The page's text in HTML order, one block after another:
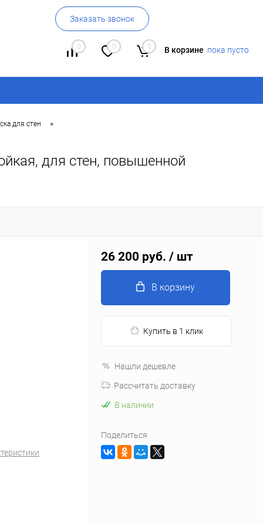
Заказать звонок
0 0 0 В корзине пока пусто
для стен •
для стен, повышенной
26 200 руб. / шт
В корзину
Купить в 1 клик
Нашли дешевле
Рассчитать доставку
В наличии
Поделиться